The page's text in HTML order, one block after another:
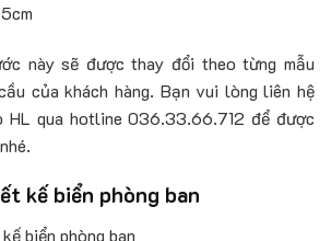
này sẽ được thay đổi theo từng mẫu
của khách hàng. Bạn vui lòng liên hệ
HL qua hotline 036.33.66.712 để được
kế biển phòng ban